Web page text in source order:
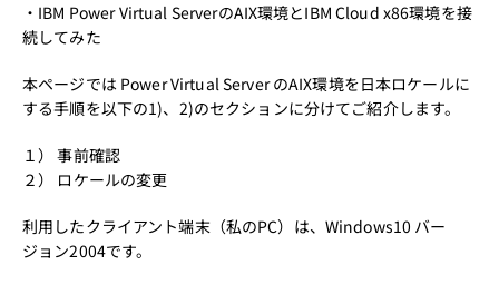
・ IBM Power Virtual ServerのAIX環境とIBM Cloud x86環境を接
続してみた
本ページでは Power Virtual Server のAIX環境を日本ロケールに
する手順を以下の1)、2)のセクションに分けてご紹介します。
１） 事前確認
２） ロケールの変更
利用したクライアント端末（私のPC）は、 Windows10 バー
ジョン2004です。